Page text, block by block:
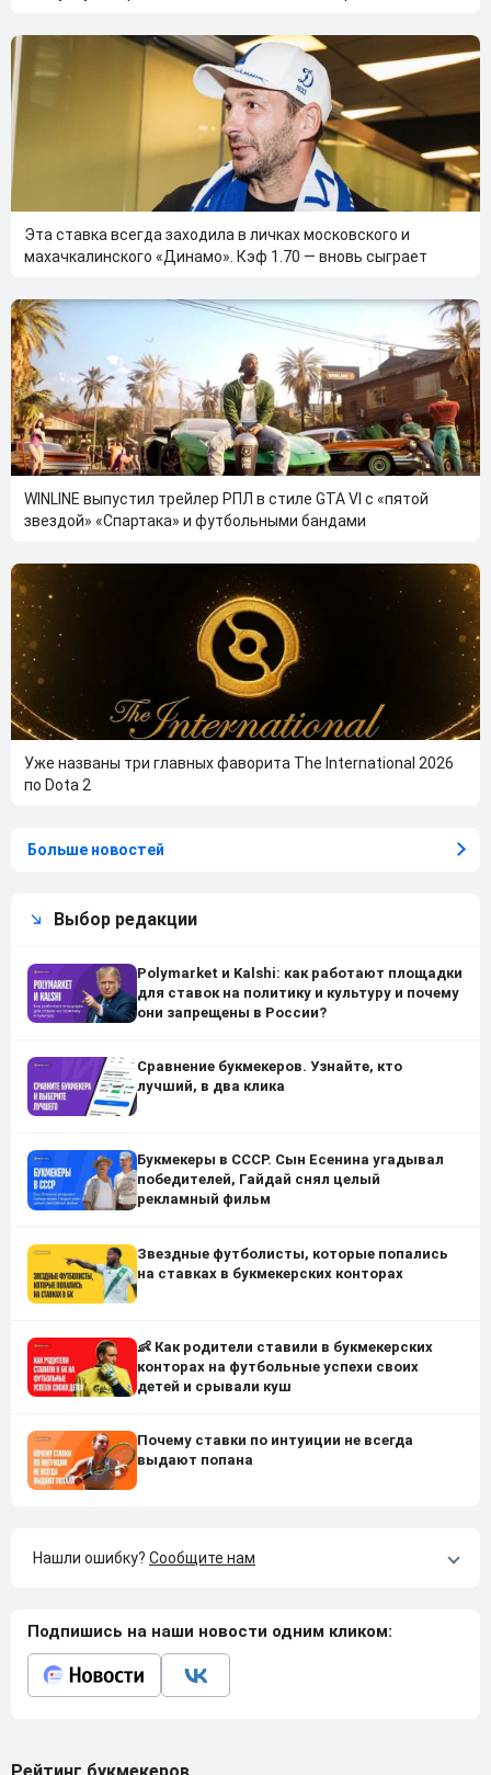
Эта ставка всегда заходила в личках московского и
махачкалинского «Динамо». Кэф 1.70 — вновь сыграет
WINLINE выпустил трейлер РПЛ в стиле GTA VI с «пятой
звездой» «Спартака» и футбольными бандами
Уже названы три главных фаворита The International 2026
по Dota 2
Больше новостей
Выбор редакции
Polymarket и Kalshi: как работают площадки
для ставок на политику и культуру и почему
они запрещены в России?
Сравнение букмекеров. Узнайте, кто
лучший, в два клика
Букмекеры в СССР. Сын Есенина угадывал
победителей, Гайдай снял целый
рекламный фильм
Звездные футболисты, которые попались
на ставках в букмекерских конторах
👶 Как родители ставили в букмекерских
конторах на футбольные успехи своих
детей и срывали куш
Почему ставки по интуиции не всегда
выдают попана
Нашли ошибку? Сообщите нам
Подпишись на наши новости одним кликом: